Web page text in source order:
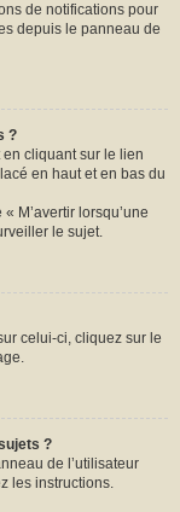
de notifications pour
depuis le panneau de
?
cliquant sur le lien
en haut et en bas du
M’avertir lorsqu’une
le sujet.
celui-ci, cliquez sur le
?
de l’utilisateur
les instructions.